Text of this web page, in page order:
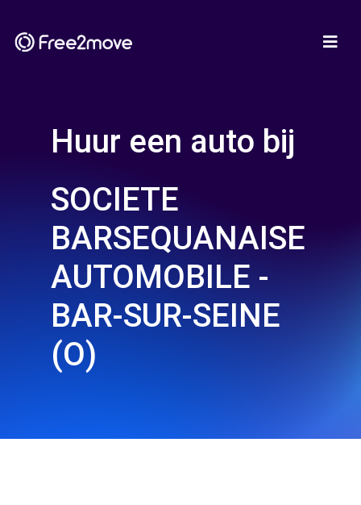
Huur een auto bij
SOCIETE
BARSEQUANAISE
AUTOMOBILE -
BAR-SUR-SEINE
(O)